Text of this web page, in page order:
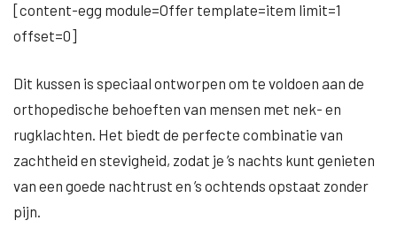
[content-egg module=Offer template=item limit=1
offset=0]
Dit kussen is speciaal ontworpen om te voldoen aan de
orthopedische behoeften van mensen met nek- en
rugklachten. Het biedt de perfecte combinatie van
zachtheid en stevigheid, zodat je ’s nachts kunt genieten
van een goede nachtrust en ’s ochtends opstaat zonder
pijn.